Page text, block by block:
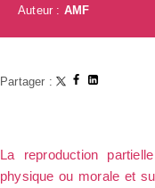
Auteur : AMF
Partager :
La reproduction
physique ou morale et